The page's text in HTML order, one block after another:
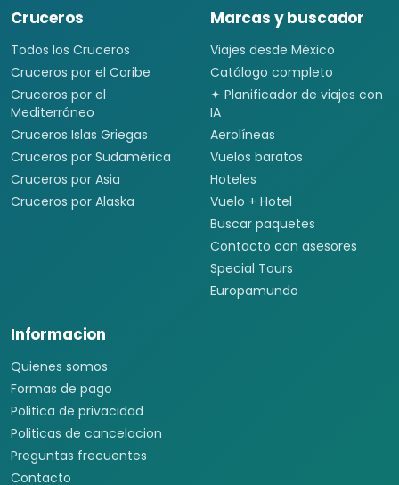
Cruceros
Todos los Cruceros
Cruceros por el Caribe
Cruceros por el
Mediterráneo
Cruceros Islas Griegas
Cruceros por Sudamérica
Cruceros por Asia
Cruceros por Alaska
Marcas y buscador
Viajes desde México
Catálogo completo
✦ Planificador de viajes con
IA
Aerolíneas
Vuelos baratos
Hoteles
Vuelo + Hotel
Buscar paquetes
Contacto con asesores
Special Tours
Europamundo
Informacion
Quienes somos
Formas de pago
Politica de privacidad
Politicas de cancelacion
Preguntas frecuentes
Contacto